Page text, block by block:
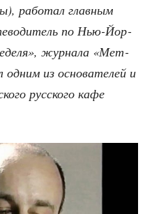
рабо­тал глав­ным
по Нью-Йор­
жур­на­ла «Мет­
одним из осно­ва­те­лей и
рус­ско­го кафе